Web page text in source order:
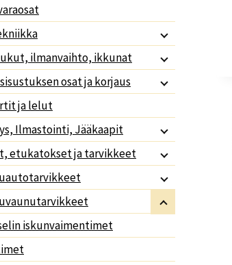
ilmanvaihto, ikkunat
osat ja korjaus
ja lelut
Ilmastointi, Jääkaapit
etukatokset ja tarvikkeet
iskunvaimentimet